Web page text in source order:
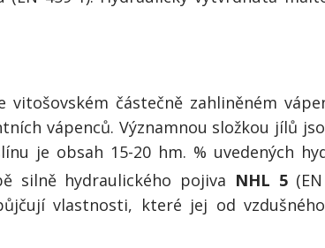
částečně zahliněném
vápenců. Významnou složkou jílů
je obsah 15-20 hm. % uvedených
silně hydraulického pojiva NHL 5(EN
vlastnosti, které jej od